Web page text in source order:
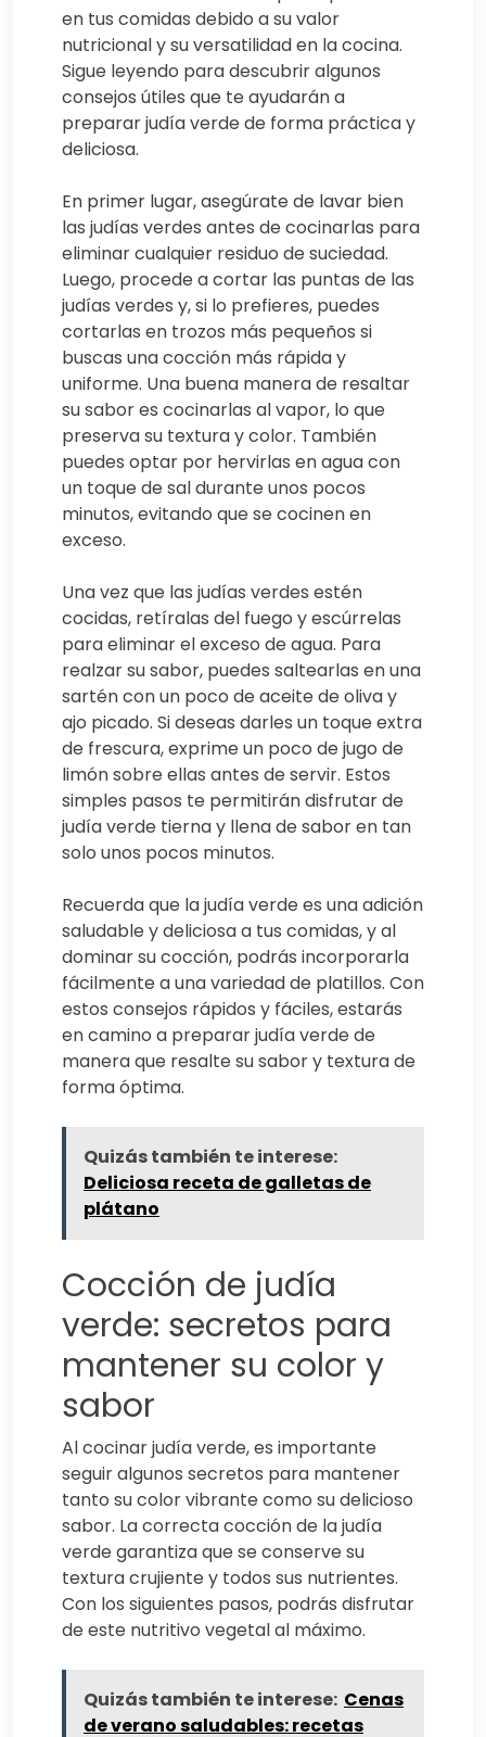
en tus comidas debido a su valor
nutricional y su versatilidad en la cocina.
Sigue leyendo para descubrir algunos
consejos útiles que te ayudarán a
preparar judía verde de forma práctica y
deliciosa.
En primer lugar, asegúrate de lavar bien
las judías verdes antes de cocinarlas para
eliminar cualquier residuo de suciedad.
Luego, procede a cortar las puntas de las
judías verdes y, si lo prefieres, puedes
cortarlas en trozos más pequeños si
buscas una cocción más rápida y
uniforme. Una buena manera de resaltar
su sabor es cocinarlas al vapor, lo que
preserva su textura y color. También
puedes optar por hervirlas en agua con
un toque de sal durante unos pocos
minutos, evitando que se cocinen en
exceso.
Una vez que las judías verdes estén
cocidas, retíralas del fuego y escúrrelas
para eliminar el exceso de agua. Para
realzar su sabor, puedes saltearlas en una
sartén con un poco de aceite de oliva y
ajo picado. Si deseas darles un toque extra
de frescura, exprime un poco de jugo de
limón sobre ellas antes de servir. Estos
simples pasos te permitirán disfrutar de
judía verde tierna y llena de sabor en tan
solo unos pocos minutos.
Recuerda que la judía verde es una adición
saludable y deliciosa a tus comidas, y al
dominar su cocción, podrás incorporarla
fácilmente a una variedad de platillos. Con
estos consejos rápidos y fáciles, estarás
en camino a preparar judía verde de
manera que resalte su sabor y textura de
forma óptima.
Quizás también te interese:
Deliciosa receta de galletas de
plátano
Cocción de judía
verde: secretos para
mantener su color y
sabor
Al cocinar judía verde, es importante
seguir algunos secretos para mantener
tanto su color vibrante como su delicioso
sabor. La correcta cocción de la judía
verde garantiza que se conserve su
textura crujiente y todos sus nutrientes.
Con los siguientes pasos, podrás disfrutar
de este nutritivo vegetal al máximo.
Quizás también te interese: Cenas
de verano saludables: recetas